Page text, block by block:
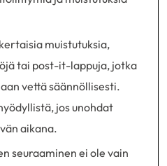
muistutuksia,
tai post-it-lappuja, jotka
vettä säännöllisesti.
jos unohdat
aikana.
seuraaminen ei ole vain